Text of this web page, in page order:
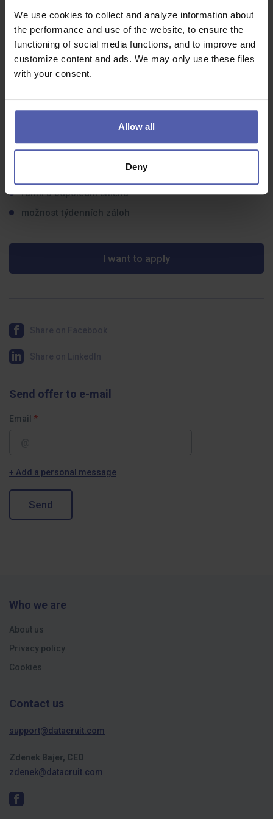
We use cookies to collect and analyze information about
the performance and use of the website, to ensure the
functioning of social media functions, and to improve and
customize content and ads. We may only use these files
with your consent.
Allow all
Deny
Co dostanete na oplátku:
bonus za docházku
příplatek za odpolední směnu
5 týdnů dovolené
ranní a odpolední směna
možnost týdenních záloh
I want to apply
Send offer to e-mail
Email
+ Add a personal message
Send
Who we are
About us
Privacy policy
Cookies
Contact us
support@datacruit.com
Zdenek Bajer, CEO
zdenek@datacruit.com